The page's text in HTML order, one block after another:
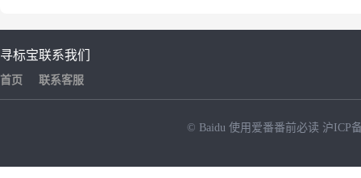
寻标宝
首页
联系我们
联系客服
© Baidu 使用爱番番前必读 沪ICP